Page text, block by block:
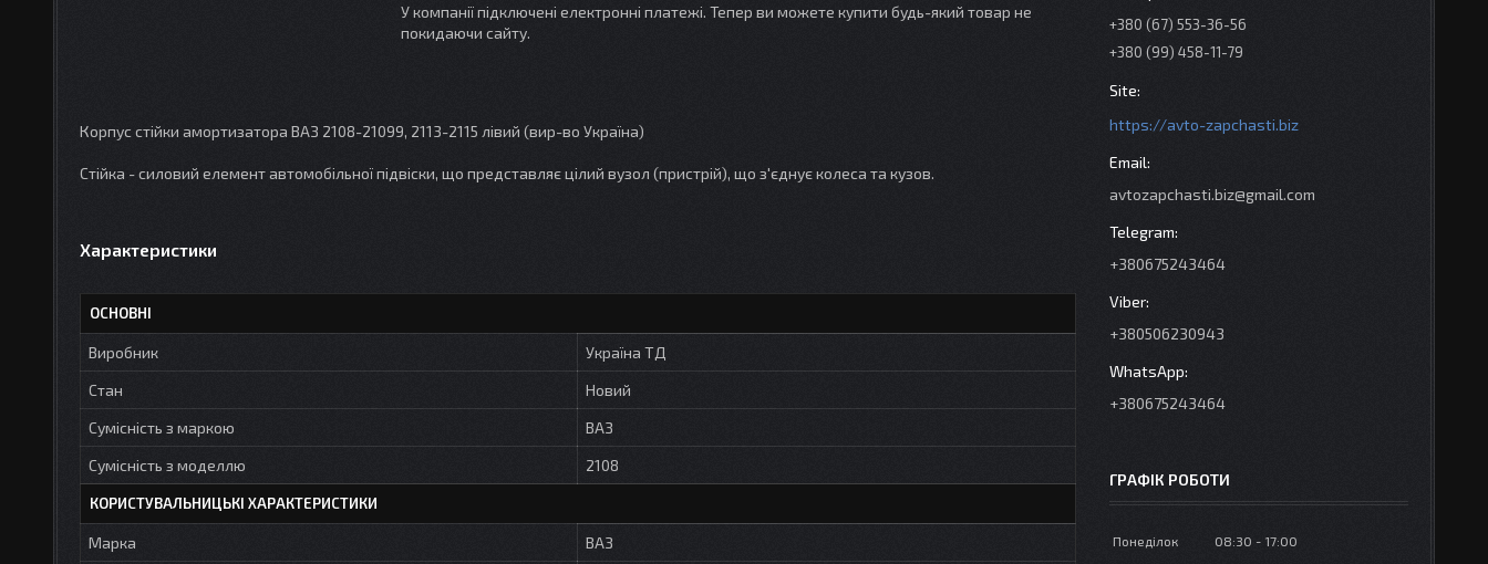
У компанії підключені електронні платежі. Тепер ви можете купити будь-який товар не
покидаючи сайту.
Корпус стійки амортизатора ВАЗ 2108-21099, 2113-2115 лівий (вир-во Україна)
Стійка - силовий елемент автомобільної підвіски, що представляє цілий вузол (пристрій), що з'єднує колеса та кузов.
Характеристики
ОСНОВНІ
Виробник
Україна ТД
Стан
Новий
Сумісність з маркою
ВАЗ
Сумісність з моделлю
2108
КОРИСТУВАЛЬНИЦЬКІ ХАРАКТЕРИСТИКИ
Марка ВАЗ
+380 (67) 553-36-56
+380 (99) 458-11-79
https://avto-zapchasti.biz
avtozapchasti.biz@gmail.com
+380675243464
+380506230943
+380675243464
ГРАФІК РОБОТИ
Понеділок 08:30
17:00